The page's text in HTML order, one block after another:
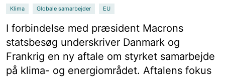
Klima Globale samarbejder EU
I forbindelse med præsident Macrons
statsbesøg underskriver Danmark og
Frankrig en ny aftale om styrket samarbejde
på klima- og energiområdet. Aftalens fokus